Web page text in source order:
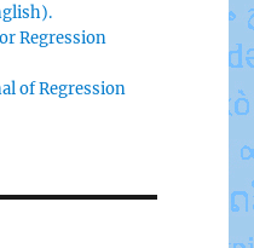
Regression
of Regression